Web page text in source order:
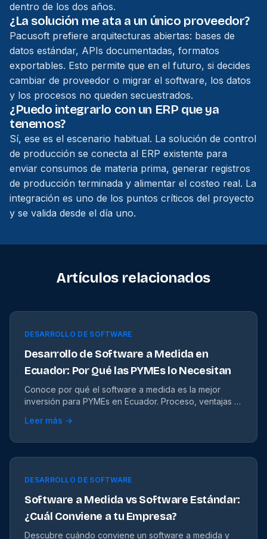
dentro de los dos años.
¿La solución me ata a un único proveedor?
Pacusoft prefiere arquitecturas abiertas: bases de
datos estándar, APIs documentadas, formatos
exportables. Esto permite que en el futuro, si decides
cambiar de proveedor o migrar el software, los datos
y los procesos no queden secuestrados.
¿Puedo integrarlo con un ERP que ya
tenemos?
Sí, ese es el escenario habitual. La solución de control
de producción se conecta al ERP existente para
enviar consumos de materia prima, generar registros
de producción terminada y alimentar el costeo real. La
integración es uno de los puntos críticos del proyecto
y se valida desde el día uno.
Artículos relacionados
DESARROLLO DE SOFTWARE
Desarrollo de Software a Medida en
Ecuador: Por Qué las PYMEs lo Necesitan
Conoce por qué el software a medida es la mejor
inversión para PYMEs en Ecuador. Proceso, ventajas y
Leer más →
DESARROLLO DE SOFTWARE
Software a Medida vs Software Estándar:
¿Cuál Conviene a tu Empresa?
Descubre cuándo conviene un software a medida y